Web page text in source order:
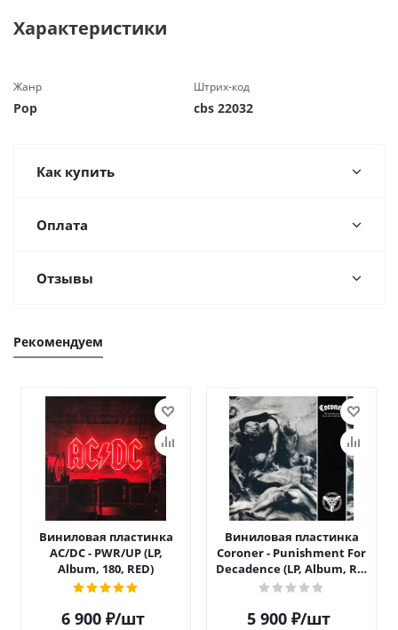
Характеристики
Жанр
Pop
Штрих-код
cbs 22032
Как купить
Оплата
Отзывы
Рекомендуем
Виниловая пластинка
AC/DC - PWR/UP (LP,
Album, 180, RED)
6 900₽/шт
Виниловая пластинка
Coroner - Punishment For
Decadence (LP, Album, RE,
RM)
5 900₽/шт